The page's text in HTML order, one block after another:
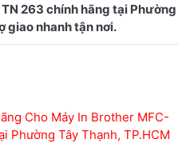
263 chính hãng tại Phường
Cho Máy In Brother MFC-
Phường Tây Thạnh, TP.HCM